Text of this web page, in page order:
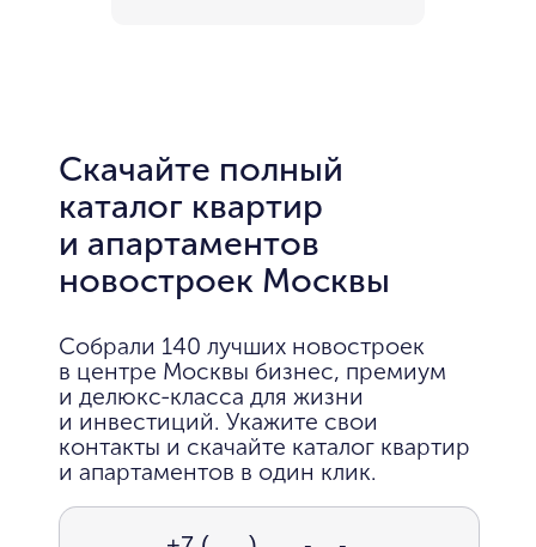
Скачайте полный
каталог квартир
и апартаментов
новостроек Москвы
Собрали 140 лучших новостроек
в центре Москвы бизнес, премиум
и делюкс-класса для жизни
и инвестиций. Укажите свои
контакты и скачайте каталог квартир
и апартаментов в один клик.